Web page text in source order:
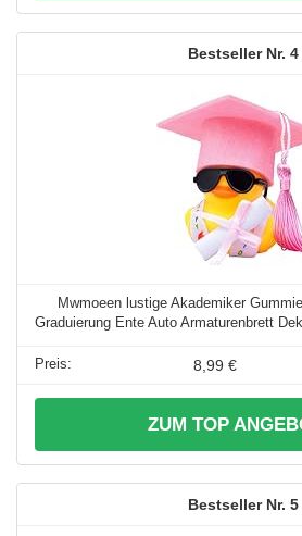
4
Mwmoeen lustige Akademiker
Graduierung Ente Auto Armaturenbrett
8,99 €
ZUM TOP
5